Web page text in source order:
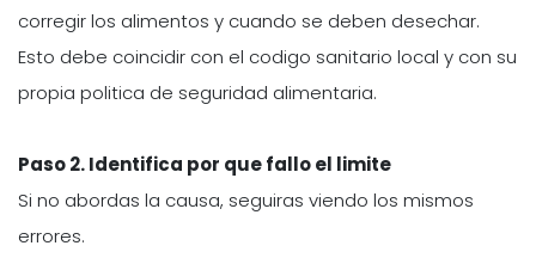
corregir los alimentos y cuando se deben desechar.
Esto debe coincidir con el codigo sanitario local y con su
propia politica de seguridad alimentaria.
Paso 2. Identifica por que fallo el limite
Si no abordas la causa, seguiras viendo los mismos
errores.